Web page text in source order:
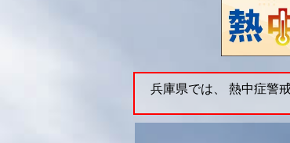
兵庫県では、 熱中症警